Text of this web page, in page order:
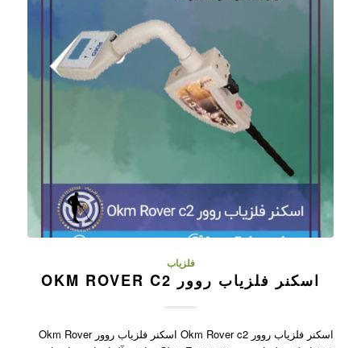
فلزیاب
اسکنر فلزیاب روور OKM ROVER C2
اسکنر فلزیاب روور Okm Rover c2 اسکنر فلزیاب روور Okm Rover